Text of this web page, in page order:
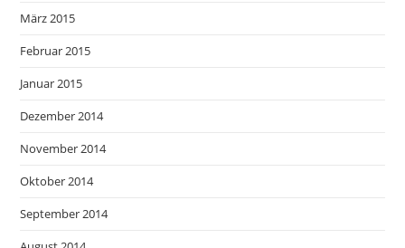
März 2015
Februar 2015
Januar 2015
Dezember 2014
November 2014
Oktober 2014
September 2014